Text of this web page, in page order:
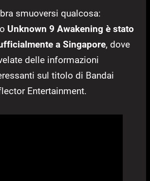
smuoversi qualcosa:
Unknown 9 Awakening è stato
a Singapore, dove
delle informazioni
sul titolo di Bandai
Entertainment.